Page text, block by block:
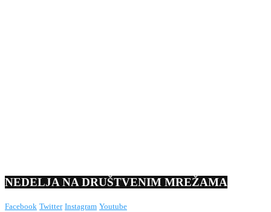
NEDELJA NA DRUŠTVENIM MREŽAMA
Facebook Twitter Instagram Youtube